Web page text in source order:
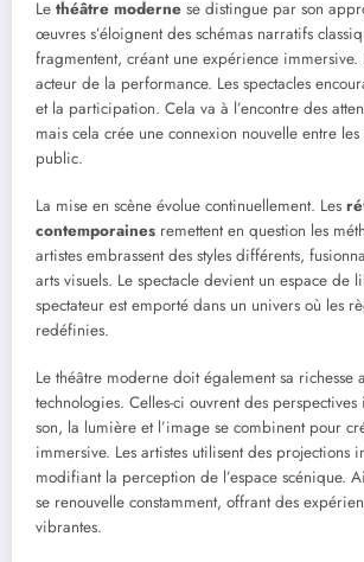
Le théâtre moderne se distingue par son
œuvres s’éloignent des schémas narratifs
fragmentent, créant une expérience
acteur de la performance. Les spectacles
et la participation. Cela va à l’encontre des
mais cela crée une connexion nouvelle entre les
public.
La mise en scène évolue continuellement. Les
contemporaines remettent en question les
artistes embrassent des styles différents,
arts visuels. Le spectacle devient un espace de
spectateur est emporté dans un univers où les
redéfinies.
Le théâtre moderne doit également sa richesse
technologies. Celles-ci ouvrent des
son, la lumière et l’image se combinent pour
immersive. Les artistes utilisent des projections
modifiant la perception de l’espace scénique.
se renouvelle constamment, offrant des
vibrantes.